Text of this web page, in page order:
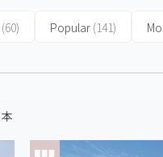
(60) Popular (141)
本